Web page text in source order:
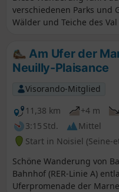
verschiedenen Parks und
Wälder und Teiche des
s/Marne) von Bahnhof zu
zwischen Lognes und
der Strecke erwarten Sie
wunderschöne Ausblicke:
Schokoladenfabrik Menier,
de Noisiel. Achtung: Bitte
Sie die Öffnungszeiten des
Noisiel (siehe „Praktische
Informationen”
Park möglich.
Am Ufer der
Neuilly-Plaisance
Visorando-Mitglied
11,38 km
+4 m
3:15 Std.
Mittel
Start in Noisiel (Seine-
Schöne Wanderung von
Bahnhof (RER-Linie A)
Uferpromenade der